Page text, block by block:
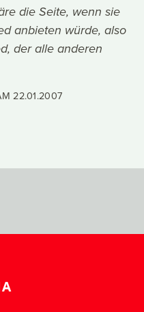
die Seite, wenn sie
anbieten würde, also
der alle anderen
22.01.2007